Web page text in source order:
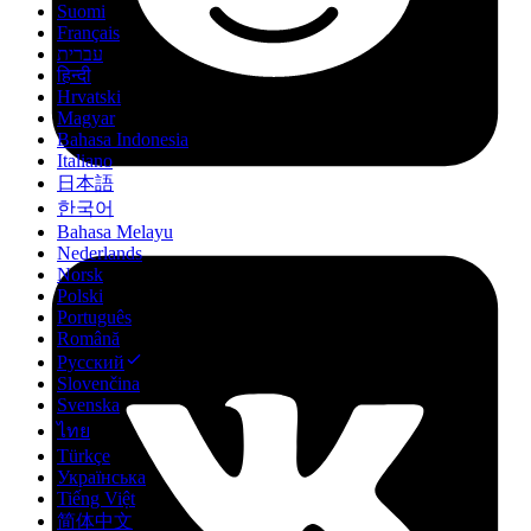
Suomi
Français
עברית
हिन्दी
Hrvatski
Magyar
Bahasa Indonesia
Italiano
日本語
한국어
Bahasa Melayu
Nederlands
Norsk
Polski
Português
Română
Русский
Slovenčina
Svenska
ไทย
Türkçe
Українська
Tiếng Việt
简体中文